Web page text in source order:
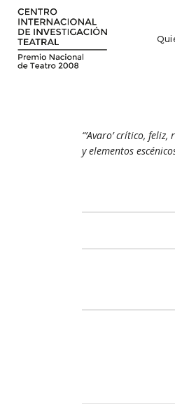
“’Avaro’ crítico,
y elementos